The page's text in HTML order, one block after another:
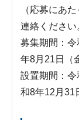
（応募にあ
連絡ください
募集期間：
年8月21日（
設置期間：
和8年12月31